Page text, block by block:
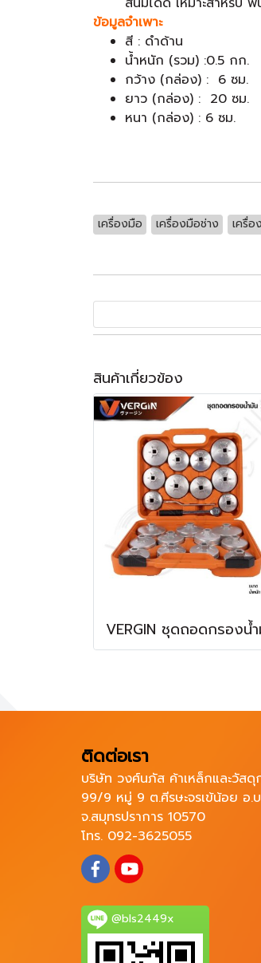
ข้อมูลจำเพาะ
สี : ดำด้าน
น้ำหนัก (รวม) :0.5 กก.
กว้าง (กล่อง) : 6 ซม.
ยาว (กล่อง) : 20 ซม.
หนา (กล่อง) : 6 ซม.
เครื่องมือ เครื่องมือช่าง เครื่อ
สินค้าเกี่ยวข้อง
ติดต่อเรา
บริษัท วงศ์นภัส ค้าเหล็กและวัส
99/9 หมู่ 9 ต.ศีรษะจรเข้น้อย อ.
จ.สมุทรปราการ 10570
โทร. 092-3625055
@bls2449x